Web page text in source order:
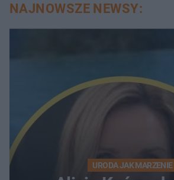
NAJNOWSZE NEWSY:
URODA JAK MARZENIE